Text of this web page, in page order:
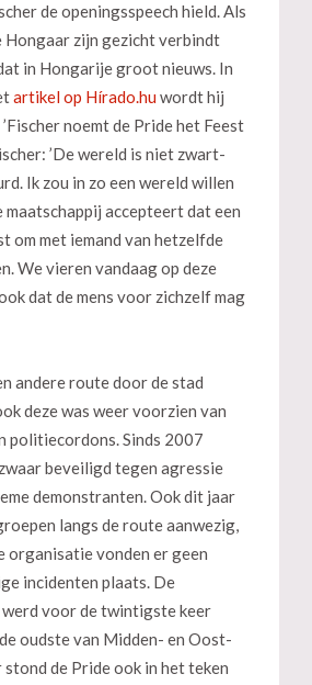
de openingsspeech hield. Als
Hongaar zijn gezicht verbindt
in Hongarije groot nieuws. In
artikel op Hírado.huwordt hij
noemt de Pride het Feest
’De wereld is niet zwart-
Ik zou in zo een wereld willen
maatschappij accepteert dat een
om met iemand van hetzelfde
We vieren vandaag op deze
dat de mens voor zichzelf mag
andere route door de stad
deze was weer voorzien van
politiecordons. Sinds 2007
beveiligd tegen agressie
demonstranten. Ook dit jaar
langs de route aanwezig,
organisatie vonden er geen
incidenten plaats. De
werd voor de twintigste keer
oudste van Midden- en Oost-
de Pride ook in het teken